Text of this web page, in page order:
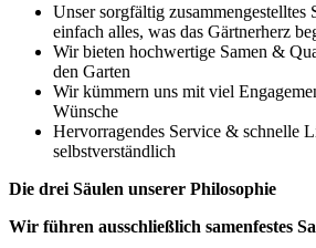
Unser sorgfältig zusammengestelltes
einfach alles, was das Gärtnerherz
Wir bieten hochwertige Samen &
den Garten
Wir kümmern uns mit viel
Wünsche
Hervorragendes Service & schnelle
selbstverständlich
Die drei Säulen unserer Philosophie
Wir führen ausschließlich samenfestes